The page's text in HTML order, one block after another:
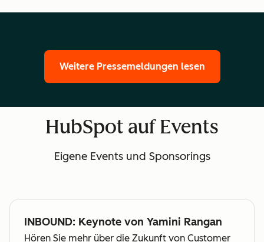
Weitere Pressemeldungen lesen
HubSpot auf Events
Eigene Events und Sponsorings
INBOUND: Keynote von Yamini Rangan
Hören Sie mehr über die Zukunft von Customer